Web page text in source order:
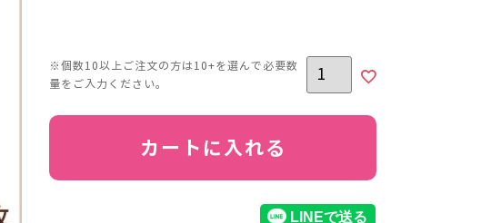
カートに入れる